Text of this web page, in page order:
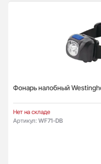
Фонарь налобный
Нет на складе
Артикул: WF71-DB